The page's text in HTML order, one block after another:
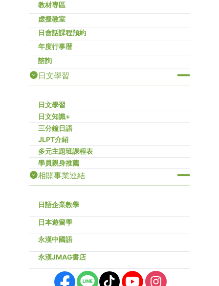
教材専區
虚擬教室
日會話課程預約
年度行事暦
諮詢
日文學習
日文學習
日文知識+
三分鐘日語
JLPT介紹
多元主題班課程表
學員親身推薦
相關事業連結
日語企業教學
日本遊留學
永漢中國語
永漢JMAG書店